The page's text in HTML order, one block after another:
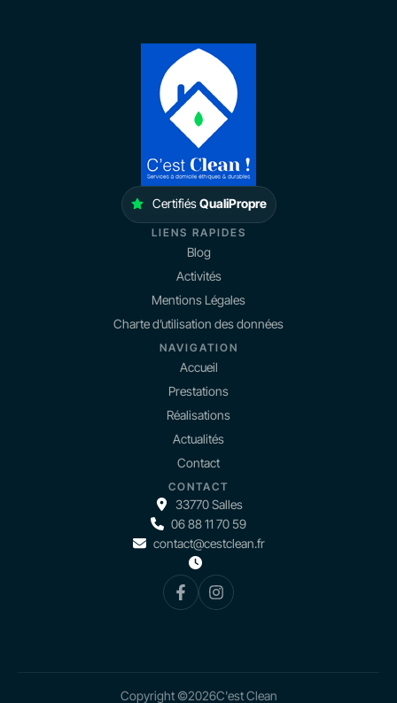
CertifiésQualiPropre
LIENS RAPIDES
Blog
Activités
Mentions Légales
Charte d’utilisation des données
NAVIGATION
Accueil
Prestations
Réalisations
Actualités
Contact
CONTACT
33770 Salles
06 88 11 70 59
contact@cestclean.fr
Copyright ©2026C'est Clean